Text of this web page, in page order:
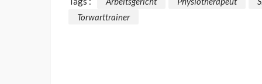
Torwarttrainer